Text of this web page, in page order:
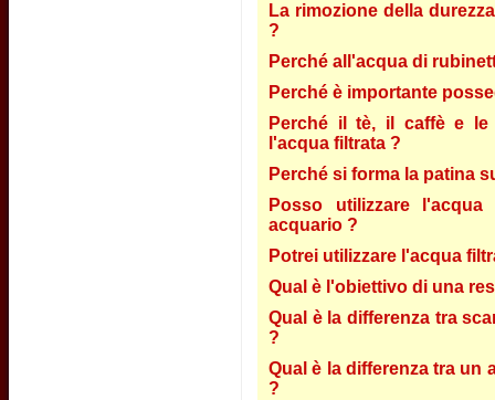
La rimozione della
?
Perché all'acqua di
Perché è importante
Perché il tè, il caffè e
l'acqua filtrata ?
Perché si forma la patina
Posso utilizzare
acquario ?
Potrei utilizzare l'acqua
Qual è l'obiettivo di una
Qual è la differenza tra
?
Qual è la differenza tra un
?